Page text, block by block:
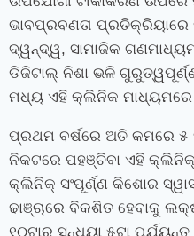
ଭାବପ୍ରବଣତା ପ୍ରତିକ୍ରିୟାରେ
ଦ୍ୱନ୍ଦ୍ୱ, ସାମାଜିକ
ଡିଜିଟାଲ୍ ନିଶା ଭଳି
ମଧ୍ୟ ଏହି କ୍ଲିନିକ ମାଧ୍ୟମରେ
ପ୍ରଥମ ବର୍ଷରେ ଅତି କମରେ ୫
ନିକଟରେ ପହଞ୍ଚିବା ଏହି
କ୍ଲିନିକ୍ ସଂପୂର୍ଣ୍ଣ କିଶୋର
ଢାଞ୍ଚାରେ ବିକଶିତ ହେବାକୁ
୧୦ଟାରୁ ସନ୍ଧ୍ୟା ୫ଟା